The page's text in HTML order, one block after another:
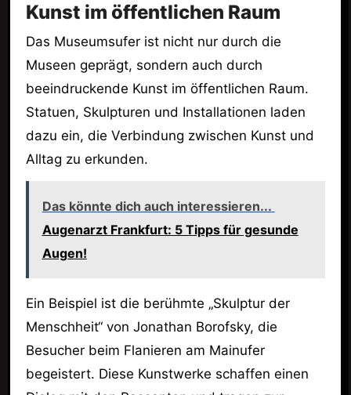
Kunst im öffentlichen Raum
Das Museumsufer ist nicht nur durch die
Museen geprägt, sondern auch durch
beeindruckende Kunst im öffentlichen Raum.
Statuen, Skulpturen und Installationen laden
dazu ein, die Verbindung zwischen Kunst und
Alltag zu erkunden.
Das könnte dich auch interessieren...
Augenarzt Frankfurt: 5 Tipps für gesunde
Augen!
Ein Beispiel ist die berühmte „Skulptur der
Menschheit“ von Jonathan Borofsky, die
Besucher beim Flanieren am Mainufer
begeistert. Diese Kunstwerke schaffen einen